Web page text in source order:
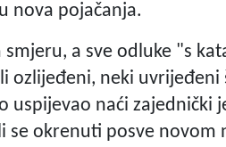
nova pojačanja.
a sve odluke "s
ozlijeđeni, neki
uspijevao naći zajednički
okrenuti posve novom